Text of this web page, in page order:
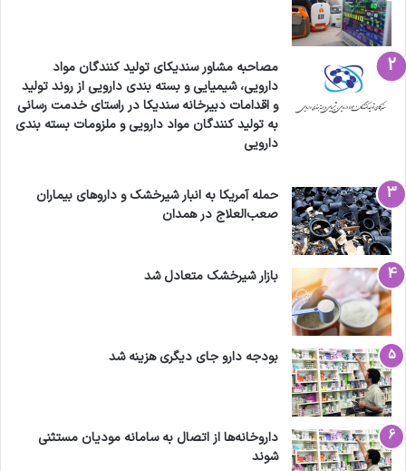
مصاحبه مشاور سندیکای تولید کنندگان مواد
دارویی، شیمیایی و بسته بندی دارویی از روند تولید
و اقدامات دبیرخانه سندیکا در راستای خدمت رسانی
به تولید کنندگان مواد دارویی و ملزومات بسته بندی
دارویی
حمله آمریکا به انبار شیرخشک و داروهای بیماران
صعب‌العلاج در همدان
بازار شیرخشک متعادل شد
بودجه دارو جای دیگری هزینه شد
داروخانه‌ها از اتصال به سامانه مودیان مستثنی
شوند